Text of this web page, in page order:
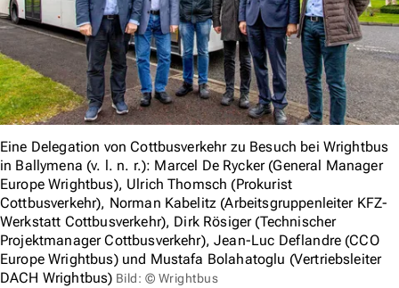
Eine Delegation von Cottbusverkehr zu Besuch bei Wrightbus
in Ballymena (v. l. n. r.): Marcel De Rycker (General Manager
Europe Wrightbus), Ulrich Thomsch (Prokurist
Cottbusverkehr), Norman Kabelitz (Arbeitsgruppenleiter KFZ-
Werkstatt Cottbusverkehr), Dirk Rösiger (Technischer
Projektmanager Cottbusverkehr), Jean-Luc Deflandre (CCO
Europe Wrightbus) und Mustafa Bolahatoglu (Vertriebsleiter
DACH Wrightbus) Bild: © Wrightbus